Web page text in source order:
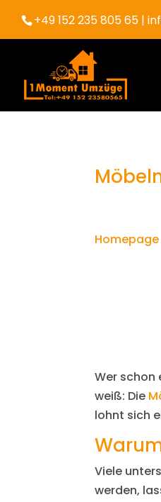
+49 152 235 805 65 |
Homepage
Wer schon
weiß: Die
lohnt sich
Viele
werden,